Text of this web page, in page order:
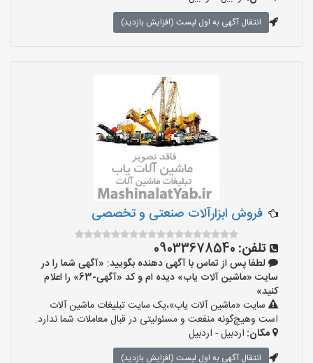
انتقال آگهی به اول لیست (افزایش بازدید)
فروش ابزارآلات صنعتی و تخصصی
تلفن: 09033678540
لطفا پس از تماس با آگهی دهنده بگویید: «آگهی شما را در
سایت «ماشین آلات یاب» دیده ام و کد «آگهی-63» را اعلام
کنید»
سایت «ماشین آلات یاب»،یک سایت تبلیغات ماشین آلات
است وهیچ‌گونه منفعت و مسئولیتی در قبال معاملات شما ندارد.
مکان: اردبیل - اردبیل
انتقال آگهی به اول لیست (افزایش بازدید)